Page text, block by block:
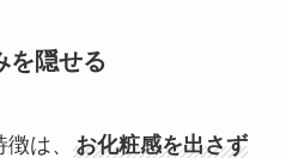
を隠せる
は、 お化粧感を出さず